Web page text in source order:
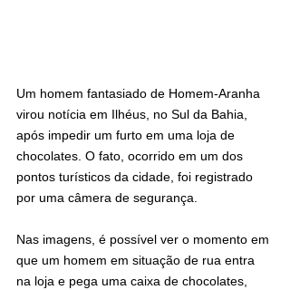
Um homem fantasiado de Homem-Aranha
virou notícia em Ilhéus, no Sul da Bahia,
após impedir um furto em uma loja de
chocolates. O fato, ocorrido em um dos
pontos turísticos da cidade, foi registrado
por uma câmera de segurança.
Nas imagens, é possível ver o momento em
que um homem em situação de rua entra
na loja e pega uma caixa de chocolates,